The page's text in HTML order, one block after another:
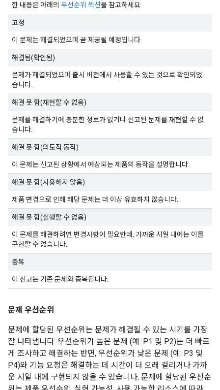
한 내용은 아래의 우선순위 섹션을 참고하세요.
고정
이 문제는 해결되었으며 곧 제공될 예정입니다.
해결됨(확인됨)
문제가 해결되었으며 출시 버전에서 사용할 수 있는 것으로 확인되었
습니다.
해결 못 함(재현할 수 없음)
문제를 해결하기에 충분한 정보가 없거나 신고된 문제를 재현할 수 없
습니다.
해결 못 함(의도적 동작)
이 문제는 신고된 상황에서 예상되는 제품의 동작을 설명합니다.
해결 못 함(사용하지 않음)
제품 변경으로 인해 해당 문제는 더 이상 유효하지 않습니다.
해결 못 함(실행할 수 없음)
이 문제를 해결하려면 변경사항이 필요한데, 가까운 시일 내에는 이를
구현할 수 없습니다.
중복
이 신고는 기존 문제와 중복됩니다.
문제 우선순위
문제에 할당된 우선순위는 문제가 해결될 수 있는 시기를 가장
잘 나타냅니다. 우선순위가 높은 문제 (예: P1 및 P2)는 더 빠르
게 조사하고 해결하는 반면, 우선순위가 낮은 문제 (예: P3 및
P4)와 기능 요청은 해결하는 데 시간이 더 오래 걸리거나 가까
운 시일 내에 구현되지 않을 수 있습니다. 문제에 할당된 우선순